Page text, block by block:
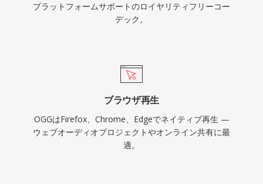
プラットフォームサポートのロイヤリティフリーコー
デック。
ブラウザ再生
OGGはFirefox、Chrome、Edgeでネイティブ再生 —
ウェブオーディオプロジェクトやオンライン共有に最
適。